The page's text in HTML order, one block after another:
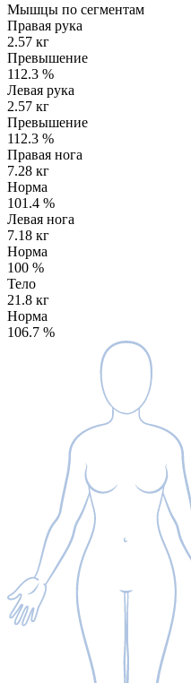
Мышцы по сегментам
Правая рука
2.57 кг
Превышение
112.3 %
Левая рука
2.57 кг
Превышение
112.3 %
Правая нога
7.28 кг
Норма
101.4 %
Левая нога
7.18 кг
Норма
100 %
Тело
21.8 кг
Норма
106.7 %